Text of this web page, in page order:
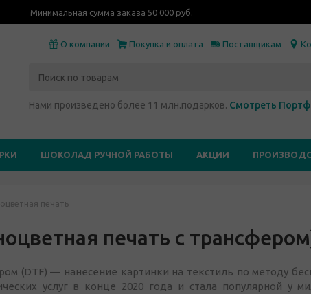
Минимальная сумма заказа 50 000 руб.
О компании Покупка и оплата Поставщикам
Нами произведено более 11 млн.подарков. Смотреть
ШОКОЛАД РУЧНОЙ РАБОТЫ АКЦИИ
печать
печать с
(DTF) — нанесение картинки на текстиль по методу
услуг в конце 2020 года и стала популярной у